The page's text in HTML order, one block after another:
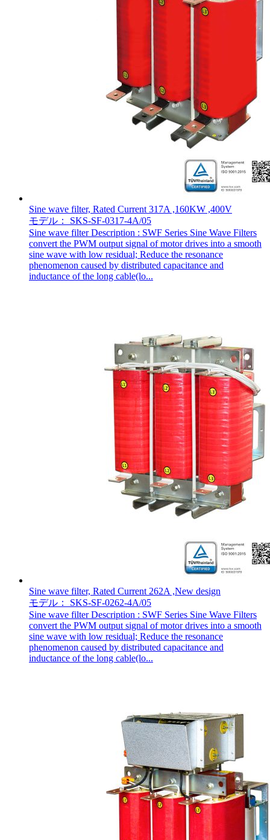
Sine wave filter, Rated Current 317A ,160KW ,400V
モデル： SKS-SF-0317-4A/05
Sine wave filter Description : SWF Series Sine Wave Filters
convert the PWM output signal of motor drives into a smooth
sine wave with low residual; Reduce the resonance
phenomenon caused by distributed capacitance and
inductance of the long cable(lo...
Sine wave filter, Rated Current 262A ,New design
モデル： SKS-SF-0262-4A/05
Sine wave filter Description : SWF Series Sine Wave Filters
convert the PWM output signal of motor drives into a smooth
sine wave with low residual; Reduce the resonance
phenomenon caused by distributed capacitance and
inductance of the long cable(lo...